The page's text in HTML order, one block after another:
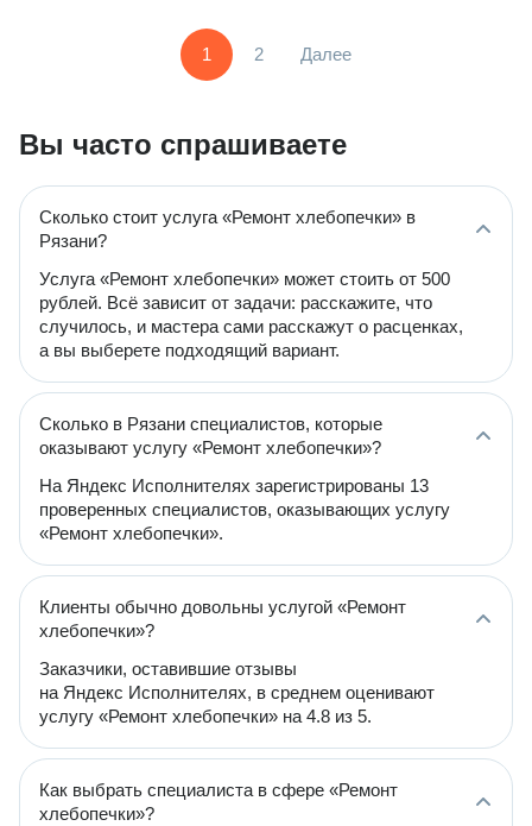
1 2 Далее
Вы часто спрашиваете
Сколько стоит услуга «Ремонт хлебопечки» в
Рязани?
Услуга «Ремонт хлебопечки» может стоить от 500
рублей. Всё зависит от задачи: расскажите, что
случилось, и мастера сами расскажут о расценках,
а вы выберете подходящий вариант.
Сколько в Рязани специалистов, которые
оказывают услугу «Ремонт хлебопечки»?
На Яндекс Исполнителях зарегистрированы 13
проверенных специалистов, оказывающих услугу
«Ремонт хлебопечки».
Клиенты обычно довольны услугой «Ремонт
хлебопечки»?
Заказчики, оставившие отзывы
на Яндекс Исполнителях, в среднем оценивают
услугу «Ремонт хлебопечки» на 4.8 из 5.
Как выбрать специалиста в сфере «Ремонт
хлебопечки»?